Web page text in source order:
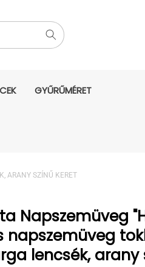
GYŰRŰMÉRET
ARANY SZÍNŰ KERET
Napszemüveg
napszemüveg
lencsék, arany